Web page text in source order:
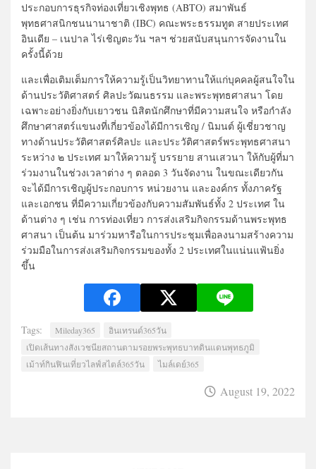
ประกอบการธุรกิจท่องเที่ยวเชิงพุทธ (ABTO) สมาพันธ์
พุทธศาสนิกชนนานาชาติ (IBC) คณะพระธรรมทูต สายประเทศ
อินเดีย – เนปาล ไร่เชิญตะวัน ฯลฯ ช่วยสนับสนุนการจัดงานใน
ครั้งนี้ด้วย
และเพื่อเติมเต็มการให้ความรู้เป็นวิทยาทานให้แก่บุคคลผู้สนใจใน
ด้านประวัติศาสตร์ ศิลปะวัฒนธรรม และพระพุทธศาสนา โดย
เฉพาะอย่างยิ่งกับเยาวชน นิสิตนักศึกษาที่มีความสนใจ หรือกำลัง
ศึกษาศาสตร์แขนงที่เกี่ยวข้องได้มีการเชิญ / นิมนต์ ผู้เชี่ยวชาญ
ทางด้านประวัติศาสตร์ศิลปะ และประวัติศาสตร์พระพุทธศาสนา
ระหว่าง ๒ ประเทศ มาให้ความรู้ บรรยาย สานเสวนา ให้กับผู้ที่มา
ร่วมงานในช่วงเวลาต่าง ๆ ตลอด 3 วันจัดงาน ในขณะเดียวกัน
จะได้มีการเชิญผู้ประกอบการ หน่วยงาน และองค์กร ทั้งภาครัฐ
และเอกชน ที่มีความเกี่ยวข้องกับความสัมพันธ์ทั้ง 2 ประเทศ ใน
ด้านต่าง ๆ เช่น การท่องเที่ยว การส่งเสริมกิจกรรมด้านพระพุทธ
ศาสนา เป็นต้น มาร่วมหารือในการประชุมเพื่อลงนามสร้างความ
ร่วมมือในการส่งเสริมกิจกรรมของทั้ง 2 ประเทศในแน่นแฟ้นยิ่ง
ขึ้น
Tags: Mileday365
อินเทรนด์365วัน
เปิดเส้นทางสังเวชนียสถานตามรอยพระพุทธบาทดินแดนพุทธภูมิ
เม้าท์กินฟินเที่ยวไลฟ์สไตล์365วัน
ไมล์เดย์365
August 19, 2022